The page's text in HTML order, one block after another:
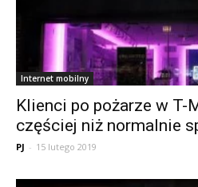
Internet mobilny
Klienci po pożarze w T-
częściej niż normalnie
PJ - 15 lutego 2019